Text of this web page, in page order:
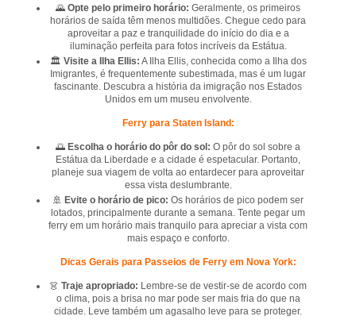
🌄 Opte pelo primeiro horário: Geralmente, os primeiros
horários de saída têm menos multidões. Chegue cedo para
aproveitar a paz e tranquilidade do início do dia e a
iluminação perfeita para fotos incríveis da Estátua.
🏛️ Visite a Ilha Ellis: A Ilha Ellis, conhecida como a Ilha dos
Imigrantes, é frequentemente subestimada, mas é um lugar
fascinante. Descubra a história da imigração nos Estados
Unidos em um museu envolvente.
Ferry para Staten Island:
🌅 Escolha o horário do pôr do sol: O pôr do sol sobre a
Estátua da Liberdade e a cidade é espetacular. Portanto,
planeje sua viagem de volta ao entardecer para aproveitar
essa vista deslumbrante.
🚢 Evite o horário de pico: Os horários de pico podem ser
lotados, principalmente durante a semana. Tente pegar um
ferry em um horário mais tranquilo para apreciar a vista com
mais espaço e conforto.
Dicas Gerais para Passeios de Ferry em Nova York:
👗 Traje apropriado: Lembre-se de vestir-se de acordo com
o clima, pois a brisa no mar pode ser mais fria do que na
cidade. Leve também um agasalho leve para se proteger.